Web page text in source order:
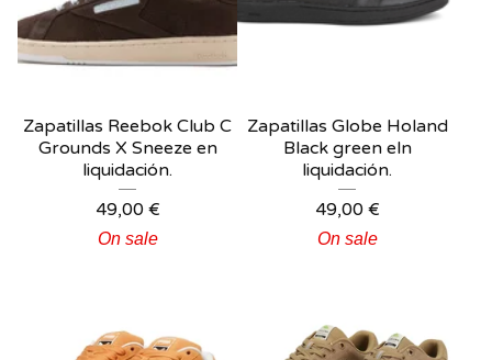
Zapatillas Reebok Club C
Grounds X Sneeze en
liquidación.
49,00 €
On sale
Zapatillas Globe Holand
Black green eln
liquidación.
49,00 €
On sale